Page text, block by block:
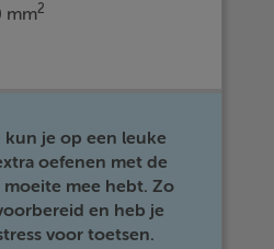
mm2
kun je op een leuke
oefenen met de
moeite mee hebt. Zo
en heb je
voor toetsen.